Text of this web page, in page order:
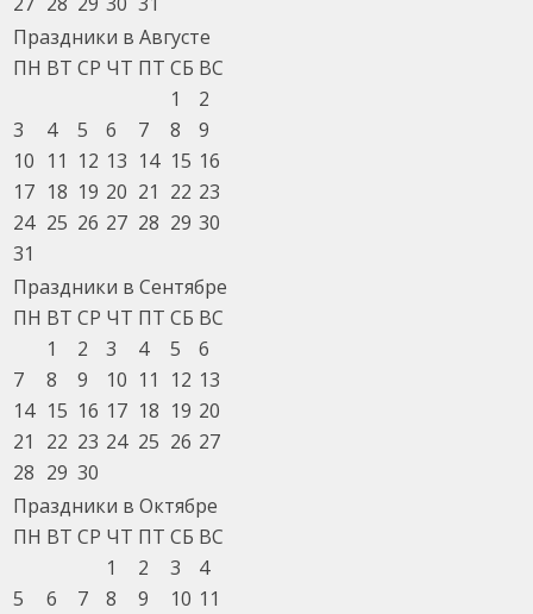
Праздники в Августе
ПН ВТ СР ЧТ ПТ СБ ВС
1
2
3
4 5 6 7 8
9
10 11 12 13 14 15 16
17 18 19 20 21 22 23
24 25 26 27 28 29 30
31
Праздники в Сентябре
ПН ВТ СР ЧТ ПТ СБ ВС
1
2 3 4 5
6
7
8 9 10 11 12 13
14 15 16 17 18 19 20
21
22 23 24 25 26 27
28 29 30
Праздники в Октябре
ПН ВТ СР ЧТ ПТ СБ ВС
1
2 3
4
5
6 7 8 9 10 11